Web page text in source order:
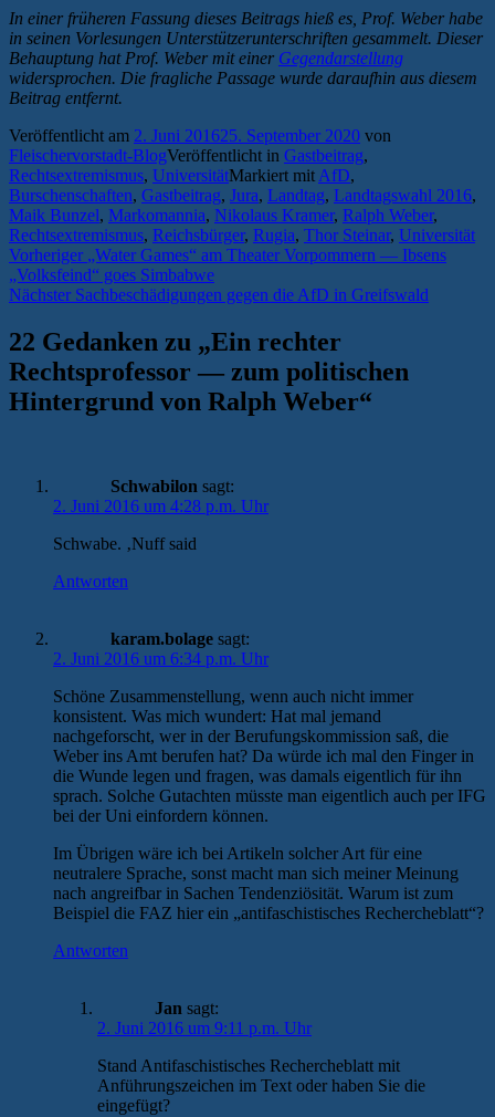
In einer früheren Fassung dieses Beitrags hieß es, Prof. Weber habe
in seinen Vorlesungen Unterstützerunterschriften gesammelt. Dieser
Behauptung hat Prof. Weber mit einer Gegendarstellung
widersprochen. Die fragliche Passage wurde daraufhin aus diesem
Beitrag entfernt.
Veröffentlicht am 2. Juni 201625. September 2020 von
Fleischervorstadt-BlogVeröffentlicht in Gastbeitrag,
Rechtsextremismus, UniversitätMarkiert mit AfD,
Burschenschaften, Gastbeitrag, Jura, Landtag, Landtagswahl 2016,
Maik Bunzel, Markomannia, Nikolaus Kramer, Ralph Weber,
Rechtsextremismus, Reichsbürger, Rugia, Thor Steinar, Universität
Beitragsnavigation
Vorheriger
Vorheriger
Beitrag:
„Water Games“ am Theater Vorpommern — Ibsens
„Volksfeind“ goes Simbabwe
Nächster Nächster
Sachbeschädigungen gegen die AfD in Greifswald
22 Gedanken zu „Ein rechter
Rechtsprofessor — zum politischen
Hintergrund von Ralph Weber“
Schwabilon sagt:
2. Juni 2016 um 4:28 p.m. Uhr
Schwabe. ‚Nuff said
Antworten
karam.bolage sagt:
2. Juni 2016 um 6:34 p.m. Uhr
Schöne Zusammenstellung, wenn auch nicht immer
konsistent. Was mich wundert: Hat mal jemand
nachgeforscht, wer in der Berufungskommission saß, die
Weber ins Amt berufen hat? Da würde ich mal den Finger in
die Wunde legen und fragen, was damals eigentlich für ihn
sprach. Solche Gutachten müsste man eigentlich auch per IFG
bei der Uni einfordern können.
Im Übrigen wäre ich bei Artikeln solcher Art für eine
neutralere Sprache, sonst macht man sich meiner Meinung
nach angreifbar in Sachen Tendenziösität. Warum ist zum
Beispiel die FAZ hier ein „antifaschistisches Rechercheblatt“?
Antworten
Jan sagt:
2. Juni 2016 um 9:11 p.m. Uhr
Stand Antifaschistisches Rechercheblatt mit
Anführungszeichen im Text oder haben Sie die
eingefügt?